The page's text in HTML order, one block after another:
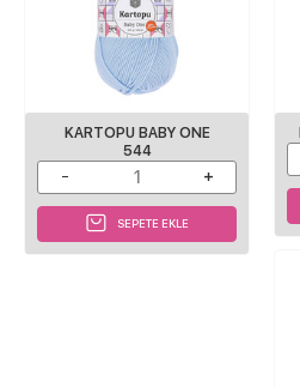
KARTOPU BABY ONE
544
SEPETE EKLE